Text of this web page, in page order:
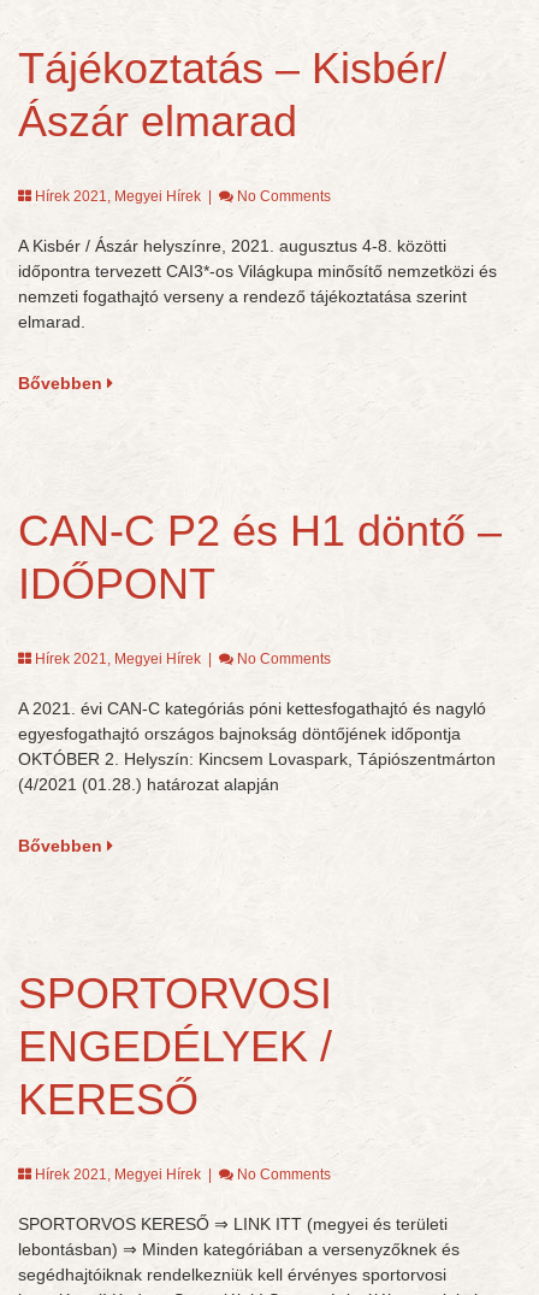
Tájékoztatás – Kisbér/
Ászár elmarad
Hírek 2021, Megyei Hírek No Comments
A Kisbér / Ászár helyszínre, 2021. augusztus 4-8. közötti
időpontra tervezett CAI3*-os Világkupa minősítő nemzetközi és
nemzeti fogathajtó verseny a rendező tájékoztatása szerint
elmarad.
Bővebben
CAN-C P2 és H1 döntő –
IDŐPONT
Hírek 2021, Megyei Hírek No Comments
A 2021. évi CAN-C kategóriás póni kettesfogathajtó és nagyló
egyesfogathajtó országos bajnokság döntőjének időpontja
OKTÓBER 2. Helyszín: Kincsem Lovaspark, Tápiószentmárton
(4/2021 (01.28.) határozat alapján
Bővebben
SPORTORVOSI
ENGEDÉLYEK /
KERESŐ
Hírek 2021, Megyei Hírek No Comments
SPORTORVOS KERESŐ ⇒ LINK ITT (megyei és területi
lebontásban) ⇒ Minden kategóriában a versenyzőknek és
segédhajtóiknak rendelkezniük kell érvényes sportorvosi